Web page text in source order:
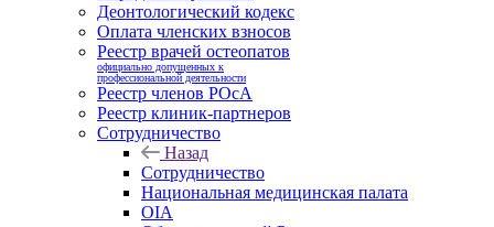
Деонтологический кодекс
Оплата членских взносов
Реестр врачей остеопатов
официально допущенных к
профессиональной деятельности
Реестр членов РОсА
Реестр клиник-партнеров
Сотрудничество
Назад
Сотрудничество
Национальная медицинская палата
OIA